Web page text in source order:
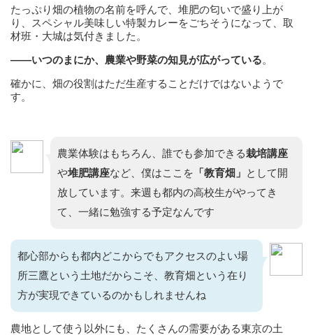
たっぷり畑の植物の名前を呼んで、堆肥の匂いで盛り上が
り、スペシャル美味しい特製カレーをごちそうになって、取
材班・大城は気付きました。
——いつのまにか、農業や野菜の知見が広がっている。
確かに、畑の役割はただ生産することだけではないようで
す。
農業体験はもちろん、誰でも参加できる栽培講座
や堆肥講座など、僕はここを 「教育畑」 として開
放しています。来週も都内の高校生がやってき
て、一緒に勉強する予定なんです
都心部からも都内どこからでもアクセスのよい場
所三鷹という土地だからこそ、教育畑という在り
方が実現できているのかもしれませんね
農地として使う以外にも、たくさんの需要がある東京の土